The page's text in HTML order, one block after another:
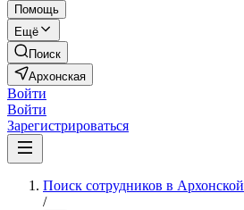
Помощь
Ещё
Поиск
Архонская
Войти
Войти
Зарегистрироваться
Поиск сотрудников в Архонской
/